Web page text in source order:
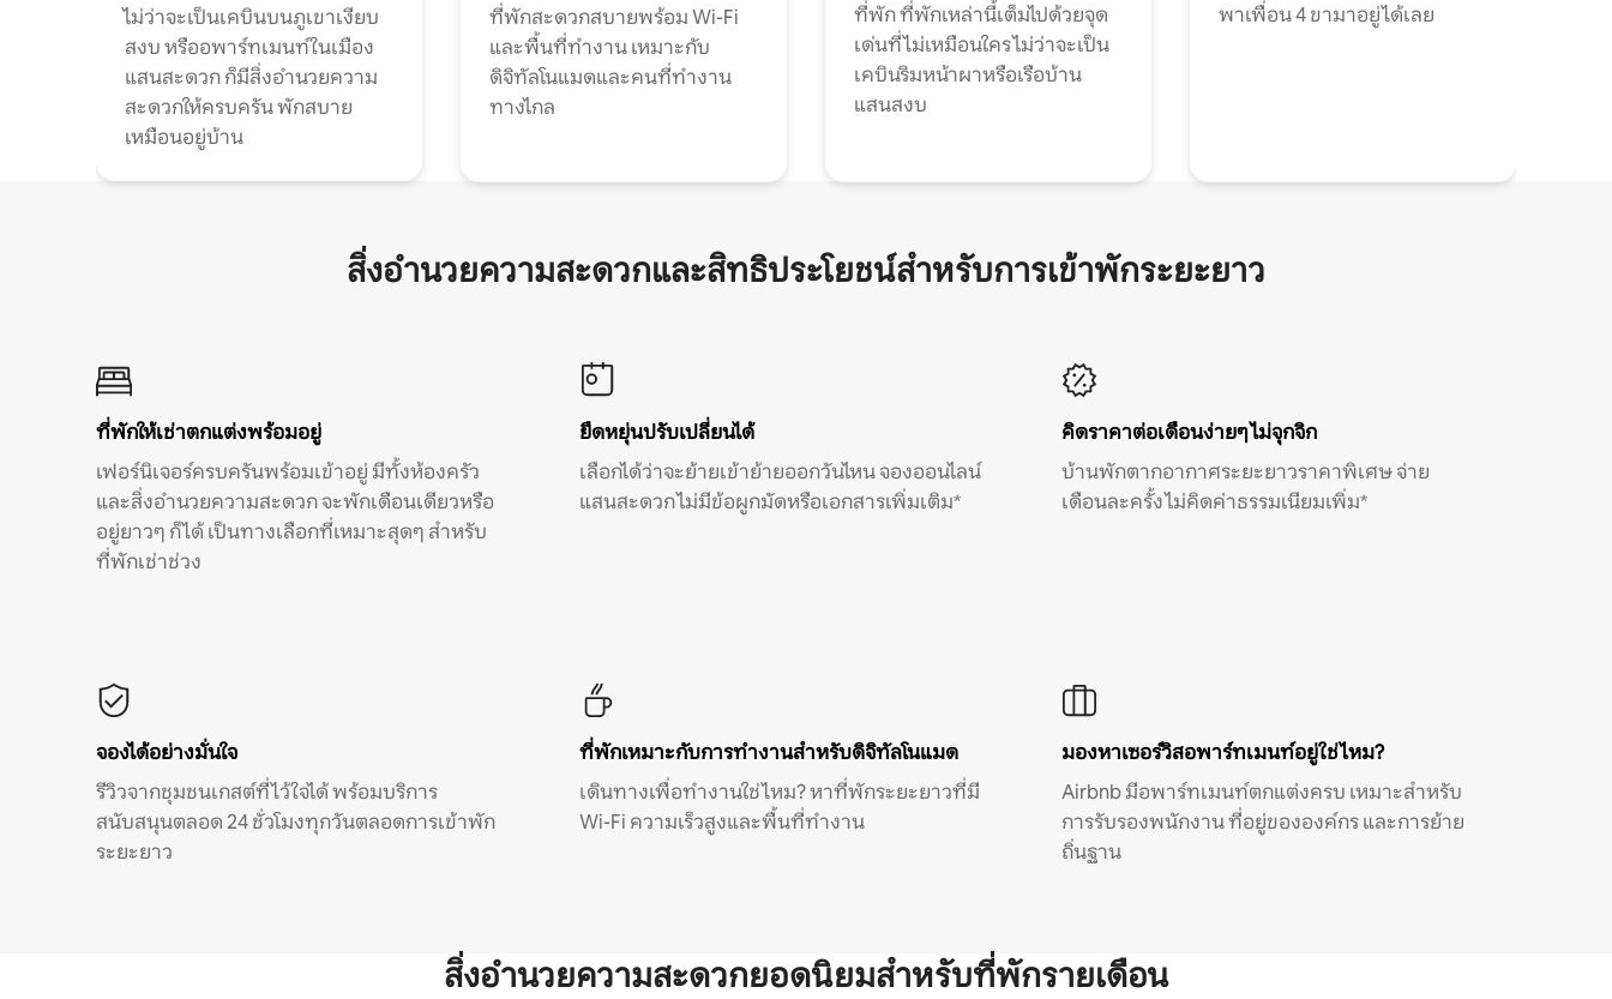
ไม่ว่าจะเป็นเคบินบนภูเขาเงียบ
สงบ หรืออพาร์ทเมนท์ในเมือง
แสนสะดวก ก็มีสิ่งอำนวยความ
สะดวกให้ครบครัน พักสบาย
เหมือนอยู่บ้าน
ที่พักสะดวกสบายพร้อม Wi-Fi
และพื้นที่ทำงาน เหมาะกับ
ดิจิทัลโนแมดและคนที่ทำงาน
ทางไกล
ที่พัก ที่พักเหล่านี้เต็มไปด้วยจุด
เด่นที่ไม่เหมือนใคร ไม่ว่าจะเป็น
เคบินริมหน้าผาหรือเรือบ้าน
แสนสงบ
พาเพื่อน 4 ขามาอยู่ได้เลย
สิ่งอำนวยความสะดวกและสิทธิประโยชน์สำหรับการเข้าพักระยะยาว
ที่พักให้เช่าตกแต่งพร้อมอยู่
เฟอร์นิเจอร์ครบครันพร้อมเข้าอยู่ มีทั้งห้องครัว
และสิ่งอำนวยความสะดวก จะพักเดือนเดียวหรือ
อยู่ยาวๆ ก็ได้ เป็นทางเลือกที่เหมาะสุดๆ สำหรับ
ที่พักเช่าช่วง
ยืดหยุ่นปรับเปลี่ยนได้
เลือกได้ว่าจะย้ายเข้าย้ายออกวันไหน จองออนไลน์
แสนสะดวก ไม่มีข้อผูกมัดหรือเอกสารเพิ่มเติม*
คิดราคาต่อเดือนง่ายๆ ไม่จุกจิก
บ้านพักตากอากาศระยะยาวราคาพิเศษ จ่าย
เดือนละครั้ง ไม่คิดค่าธรรมเนียมเพิ่ม*
จองได้อย่างมั่นใจ
รีวิวจากชุมชนเกสต์ที่ไว้ใจได้ พร้อมบริการ
สนับสนุนตลอด 24 ชั่วโมงทุกวันตลอดการเข้าพัก
ระยะยาว
ที่พักเหมาะกับการทำงานสำหรับดิจิทัลโนแมด
เดินทางเพื่อทำงานใช่ไหม? หาที่พักระยะยาวที่มี
Wi-Fi ความเร็วสูงและพื้นที่ทำงาน
มองหาเซอร์วิสอพาร์ทเมนท์อยู่ใช่ไหม?
Airbnb มีอพาร์ทเมนท์ตกแต่งครบ เหมาะสำหรับ
การรับรองพนักงาน ที่อยู่ขององค์กร และการย้าย
ถิ่นฐาน
สิ่งอำนวยความสะดวกยอดนิยมสำหรับที่พักรายเดือน